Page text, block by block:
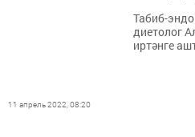
Табиб-
диетолог
иртәнге
11 апрель 2022, 08:20